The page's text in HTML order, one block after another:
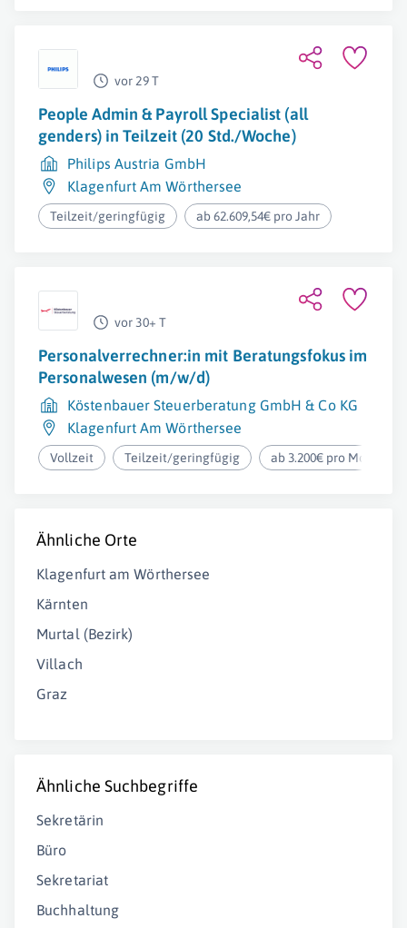
vor 29 T
People Admin & Payroll Specialist (all
genders) in Teilzeit (20 Std./Woche)
Philips Austria GmbH
Klagenfurt Am Wörthersee
Teilzeit/geringfügig ab 62.609,54€ pro Jahr
vor 30+ T
Personalverrechner:in mit Beratungsfokus im
Personalwesen (m/w/d)
Köstenbauer Steuerberatung GmbH & Co KG
Klagenfurt Am Wörthersee
Vollzeit Teilzeit/geringfügig ab 3.200€ pro Monat
Ähnliche Orte
Klagenfurt am Wörthersee
Kärnten
Murtal (Bezirk)
Villach
Graz
Ähnliche Suchbegriffe
Sekretärin
Büro
Sekretariat
Buchhaltung